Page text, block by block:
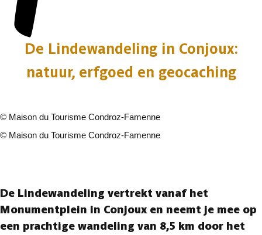
De Lindewandeling in Conjoux:
natuur, erfgoed en geocaching
© Maison du Tourisme Condroz-Famenne
© Maison du Tourisme Condroz-Famenne
De Lindewandeling vertrekt vanaf het
Monumentplein in Conjoux en neemt je mee op
een prachtige wandeling van 8,5 km door het